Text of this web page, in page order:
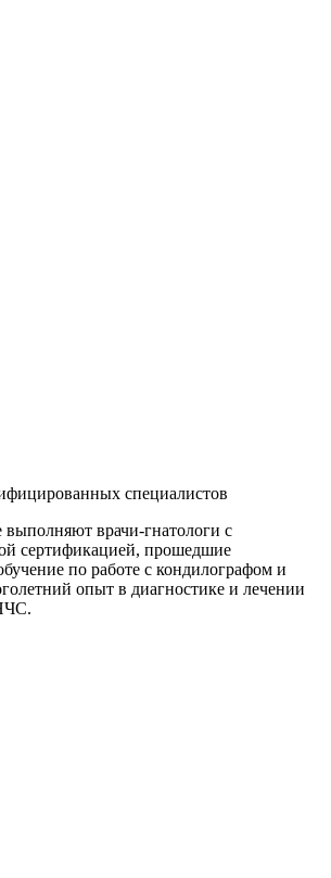
специалистов
выполняют врачи-гнатологи с
сертификацией, прошедшие
по работе с кондилографом и
опыт в диагностике и лечении